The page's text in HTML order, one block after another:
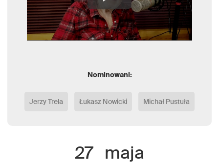
Nominowani:
Jerzy Trela Łukasz Nowicki Michał Pustuła
27 maja